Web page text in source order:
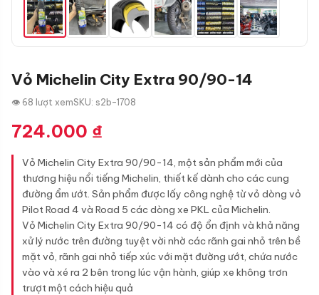
Vỏ Michelin City Extra 90/90-14
👁 68 lượt xemSKU: s2b-1708
724.000 ₫
Vỏ Michelin City Extra 90/90-14, một sản phẩm mới của
thương hiệu nổi tiếng Michelin, thiết kế dành cho các cung
đường ẩm ướt. Sản phẩm được lấy công nghệ từ vỏ dòng vỏ
Pilot Road 4 và Road 5 các dòng xe PKL của Michelin.
Vỏ Michelin City Extra 90/90-14 có độ ổn định và khả năng
xử lý nước trên đường tuyệt vời nhờ các rãnh gai nhỏ trên bề
mặt vỏ, rãnh gai nhỏ tiếp xúc với mặt đường ướt, chứa nước
vào và xé ra 2 bên trong lúc vận hành, giúp xe không trơn
trượt một cách hiệu quả